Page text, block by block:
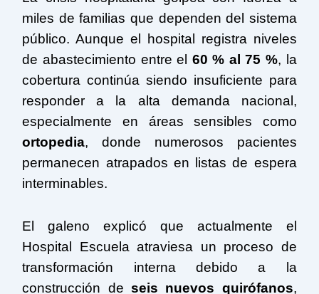
miles de familias que dependen del sistema
público. Aunque el hospital registra niveles
de abastecimiento entre el 60 % al 75 %, la
cobertura continúa siendo insuficiente para
responder a la alta demanda nacional,
especialmente en áreas sensibles como
ortopedia, donde numerosos pacientes
permanecen atrapados en listas de espera
interminables.
El galeno explicó que actualmente el
Hospital Escuela atraviesa un proceso de
transformación interna debido a la
construcción de seis nuevos quirófanos,